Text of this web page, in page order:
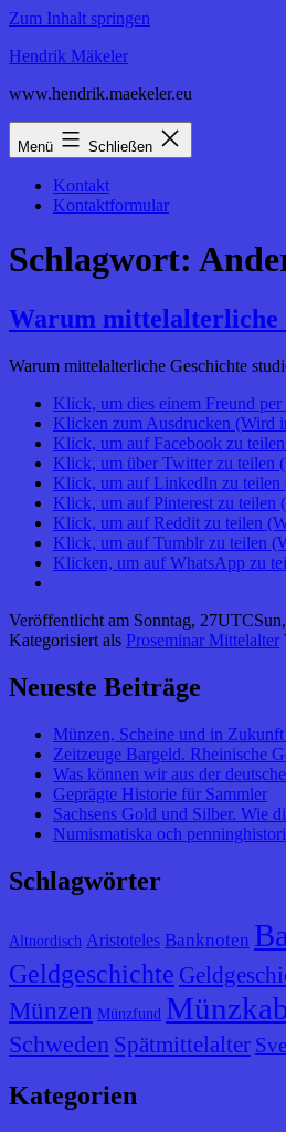
Zum Inhalt springen
Hendrik Mäkeler
www.hendrik.maekeler.eu
Menü Schließen
Kontakt
Kontaktformular
Schlagwort:
Warum mittelalterliche
Warum mittelalterliche Geschichte
Klick, um dies einem Freund
Klicken zum Ausdrucken (Wird
Klick, um auf Facebook zu
Klick, um über Twitter zu teilen
Klick, um auf LinkedIn zu teilen
Klick, um auf Pinterest zu teilen
Klick, um auf Reddit zu teilen
Klick, um auf Tumblr zu teilen
Klicken, um auf WhatsApp zu
Veröffentlicht am Sonntag,
Kategorisiert als Proseminar Mittelalter
Neueste Beiträge
Münzen, Scheine und in
Zeitzeuge Bargeld. Rheinische
Was können wir aus der
Geprägte Historie für Sammler
Sachsens Gold und Silber. Wie
Numismatiska och
Schlagwörter
Altnordisch Aristoteles Banknoten
Geldgeschichte
Münzen Münzfund
Schweden Spätmittelalter
Kategorien